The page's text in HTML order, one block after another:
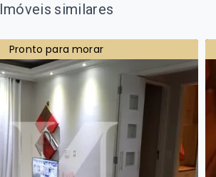
Imóveis similares
Pronto para morar